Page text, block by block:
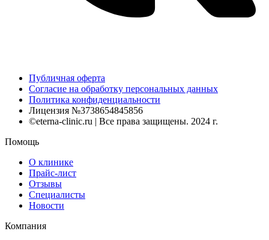
Публичная оферта
Согласие на обработку персональных данных
Политика конфиденциальности
Лицензия №3738654845856
©eterna-clinic.ru | Все права защищены. 2024 г.
Помощь
О клинике
Прайс-лист
Отзывы
Специалисты
Новости
Компания